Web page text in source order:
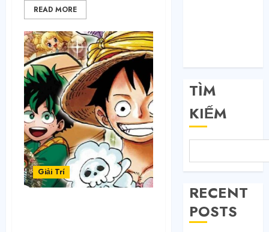
READ MORE
Giải Trí
TÌM
KIẾM
RECENT
POSTS